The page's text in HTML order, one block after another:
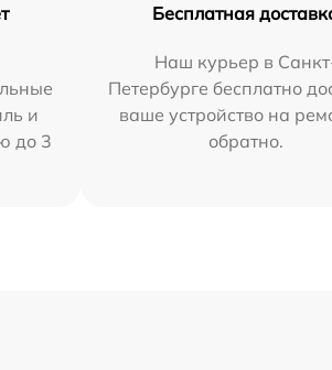
и
до 3
Бесплатная
Наш курьер в
Петербурге бесплатно
ваше устройство на
обратно.